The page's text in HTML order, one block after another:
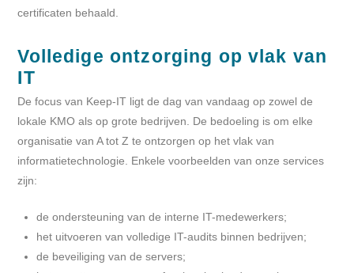
certificaten behaald.
Volledige ontzorging op vlak van
IT
De focus van Keep-IT ligt de dag van vandaag op zowel de
lokale KMO als op grote bedrijven. De bedoeling is om elke
organisatie van A tot Z te ontzorgen op het vlak van
informatietechnologie. Enkele voorbeelden van onze services
zijn:
de ondersteuning van de interne IT-medewerkers;
het uitvoeren van volledige IT-audits binnen bedrijven;
de beveiliging van de servers;